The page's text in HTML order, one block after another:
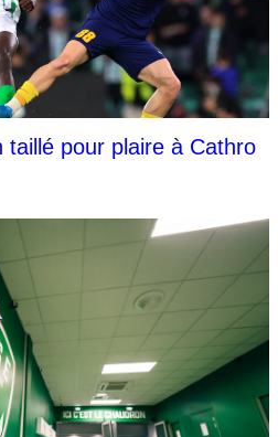
taillé pour plaire à Cathro